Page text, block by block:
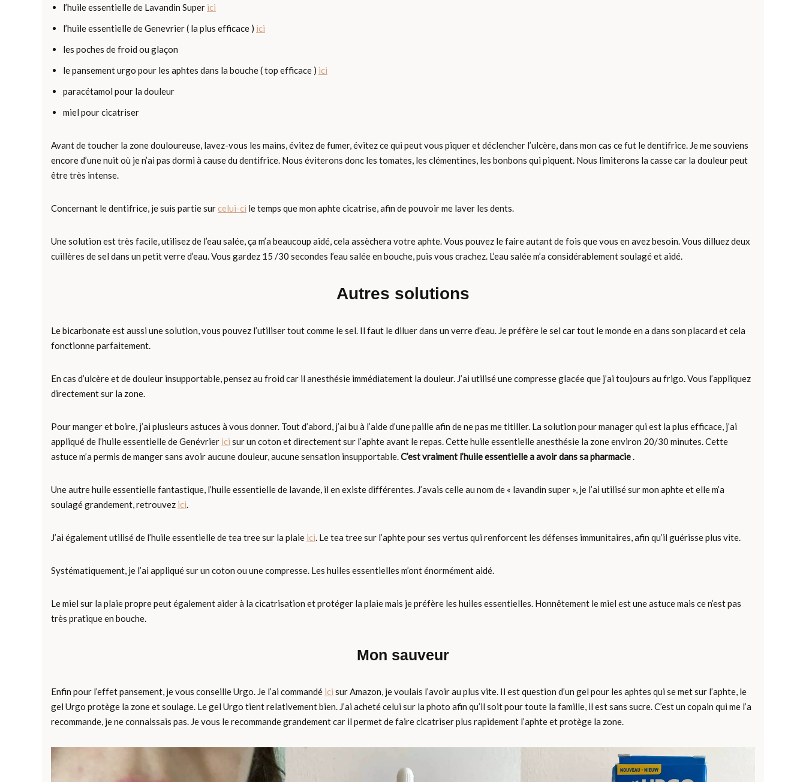
l’huile essentielle de Lavandin Super ici
l’huile essentielle de Genevrier ( la plus efficace ) ici
les poches de froid ou glaçon
le pansement urgo pour les aphtes dans la bouche ( top efficace ) ici
paracétamol pour la douleur
miel pour cicatriser
Avant de toucher la zone douloureuse, lavez-vous les mains, évitez de fumer, évitez ce qui peut vous piquer et déclencher l’ulcère, dans mon cas ce fut le dentifrice. Je me souviens
encore d’une nuit où je n’ai pas dormi à cause du dentifrice. Nous éviterons donc les tomates, les clémentines, les bonbons qui piquent. Nous limiterons la casse car la douleur peut
être très intense.
Concernant le dentifrice, je suis partie surcelui-ci le temps que mon aphte cicatrise, afin de pouvoir me laver les dents.
Une solution est très facile, utilisez de l’eau salée, ça m’a beaucoup aidé, cela assèchera votre aphte. Vous pouvez le faire autant de fois que vous en avez besoin. Vous dilluez deux
cuillères de sel dans un petit verre d’eau. Vous gardez 15 /30 secondes l’eau salée en bouche, puis vous crachez. L’eau salée m’a considérablement soulagé et aidé.
Autres solutions
Le bicarbonate est aussi une solution, vous pouvez l’utiliser tout comme le sel. Il faut le diluer dans un verre d’eau. Je préfère le sel car tout le monde en a dans son placard et cela
fonctionne parfaitement.
En cas d’ulcère et de douleur insupportable, pensez au froid car il anesthésie immédiatement la douleur. J’ai utilisé une compresse glacée que j’ai toujours au frigo. Vous l’appliquez
directement sur la zone.
Pour manger et boire, j’ai plusieurs astuces à vous donner. Tout d’abord, j’ai bu à l’aide d’une paille afin de ne pas me titiller. La solution pour manager qui est la plus efficace, j’ai
appliqué de l’huile essentielle de Genévrier ici sur un coton et directement sur l’aphte avant le repas. Cette huile essentielle anesthésie la zone environ 20/30 minutes. Cette
astuce m’a permis de manger sans avoir aucune douleur, aucune sensation insupportable.C’est vraiment l’huile essentielle a avoir dans sa pharmacie.
Une autre huile essentielle fantastique, l’huile essentielle de lavande, il en existe différentes. J’avais celle au nom de « lavandin super », je l’ai utilisé sur mon aphte et elle m’a
soulagé grandement, retrouvez ici.
J’ai également utilisé de l’huile essentielle de tea tree sur la plaie ici. Le tea tree sur l’aphte pour ses vertus qui renforcent les défenses immunitaires, afin qu’il guérisse plus vite.
Systématiquement, je l’ai appliqué sur un coton ou une compresse. Les huiles essentielles m’ont énormément aidé.
Le miel sur la plaie propre peut également aider à la cicatrisation et protéger la plaie mais je préfère les huiles essentielles. Honnêtement le miel est une astuce mais ce n’est pas
très pratique en bouche.
Mon sauveur
Enfin pour l’effet pansement, je vous conseille Urgo. Je l’ai commandé ici sur Amazon, je voulais l’avoir au plus vite. Il est question d’un gel pour les aphtes qui se met sur l’aphte, le
gel Urgo protège la zone et soulage. Le gel Urgo tient relativement bien. J’ai acheté celui sur la photo afin qu’il soit pour toute la famille, il est sans sucre. C’est un copain qui me l’a
recommande, je ne connaissais pas. Je vous le recommande grandement car il permet de faire cicatriser plus rapidement l’aphte et protège la zone.